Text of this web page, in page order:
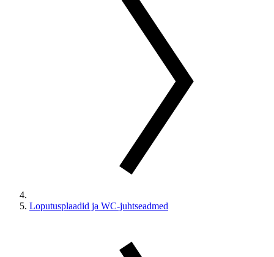
Loputusplaadid ja WC-juhtseadmed